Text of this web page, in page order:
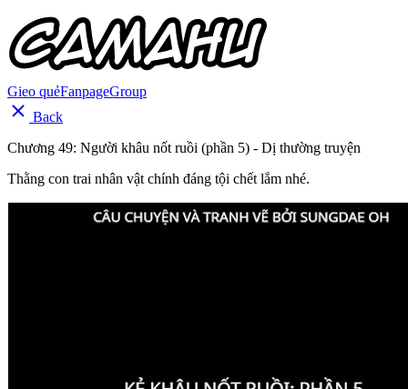
Gieo quẻFanpageGroup
Back
Chương 49: Người khâu nốt ruồi (phần 5) - Dị thường truyện
Thằng con trai nhân vật chính đáng tội chết lắm nhé.